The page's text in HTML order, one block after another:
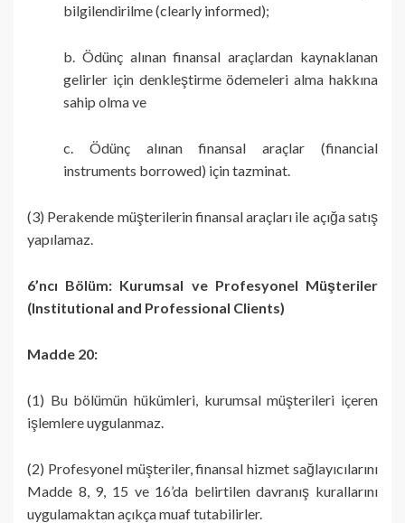
bilgilendirilme (clearly informed);
b. Ödünç alınan finansal araçlardan kaynaklanan
gelirler için denkleştirme ödemeleri alma hakkına
sahip olma ve
c. Ödünç alınan finansal araçlar (financial
instruments borrowed) için tazminat.
(3) Perakende müşterilerin finansal araçları ile açığa satış
yapılamaz.
6’ncı Bölüm: Kurumsal ve Profesyonel Müşteriler
(Institutional and Professional Clients)
Madde 20:
(1) Bu bölümün hükümleri, kurumsal müşterileri içeren
işlemlere uygulanmaz.
(2) Profesyonel müşteriler, finansal hizmet sağlayıcılarını
Madde 8, 9, 15 ve 16’da belirtilen davranış kurallarını
uygulamaktan açıkça muaf tutabilirler.